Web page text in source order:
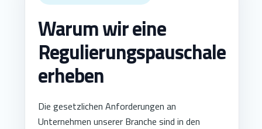
Warum wir eine
Regulierungspauschale
erheben
Die gesetzlichen Anforderungen an
Unternehmen unserer Branche sind in den